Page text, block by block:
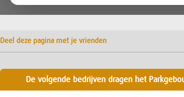
Deel deze pagina met je vrienden
De volgende bedrijven dragen het